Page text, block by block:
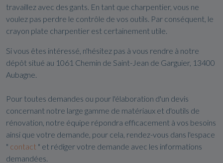
travaillez avec des gants. En tant que charpentier, vous ne
voulez pas perdre le contrôle de vos outils. Par conséquent, le
crayon plate charpentier est certainement utile.
Si vous êtes intéressé, n'hésitez pas à vous rendre à notre
dépôt situé au 1061 Chemin de Saint-Jean de Garguier, 13400
Aubagne.
Pour toutes demandes ou pour l'élaboration d'un devis
concernant notre large gamme de matériaux et d'outils de
rénovation, notre équipe répondra efficacement à vos besoins
ainsi que votre demande, pour cela, rendez-vous dans l'espace
" contact " et rédiger votre demande avec les informations
demandées.